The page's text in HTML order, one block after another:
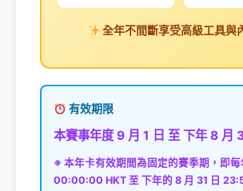
全年不間斷享受高級工具與
有效期限
本賽事年度 9 月 1 日 至 下年 8 月
※ 本年卡有效期間為固定的賽季期，即每
00:00:00 HKT 至 下年的 8 月 31 日